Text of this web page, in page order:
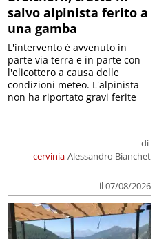
salvo alpinista ferito a
una gamba
cervinia
di
Alessandro Bianchet
il 07/08/2026
L'intervento è avvenuto in
parte via terra e in parte con
l'elicottero a causa delle
condizioni meteo. L'alpinista
non ha riportato gravi ferite